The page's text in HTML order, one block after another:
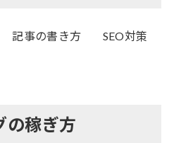
記事の書き方 SEO対策
の稼ぎ方